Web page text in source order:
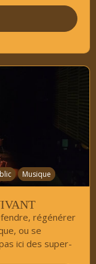
Musique
régénérer
ou se
ici des super-